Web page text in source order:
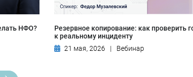
НФО?
Резервное копирование: как проверить
к реальному инциденту
21 мая, 2026
| Вебинар